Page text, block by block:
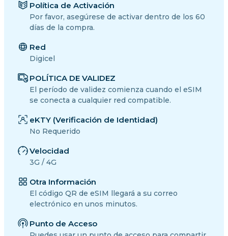
Política de Activación
Por favor, asegúrese de activar dentro de los 60
días de la compra.
Red
Digicel
POLÍTICA DE VALIDEZ
El período de validez comienza cuando el eSIM
se conecta a cualquier red compatible.
eKTY (Verificación de Identidad)
No Requerido
Velocidad
3G / 4G
Otra Información
El código QR de eSIM llegará a su correo
electrónico en unos minutos.
Punto de Acceso